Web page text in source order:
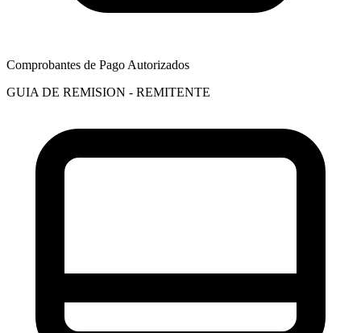
Comprobantes de Pago Autorizados
GUIA DE REMISION - REMITENTE